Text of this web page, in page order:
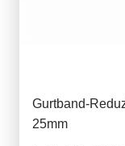
Gurtband-
25mm